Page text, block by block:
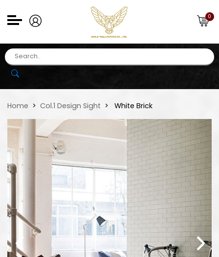
0
Home Col.1 Design Sight White Brick